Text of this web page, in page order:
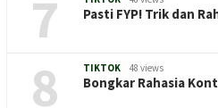
7 Pasti FYP! Trik dan
8 TIKTOK 48 views
Bongkar Rahasia